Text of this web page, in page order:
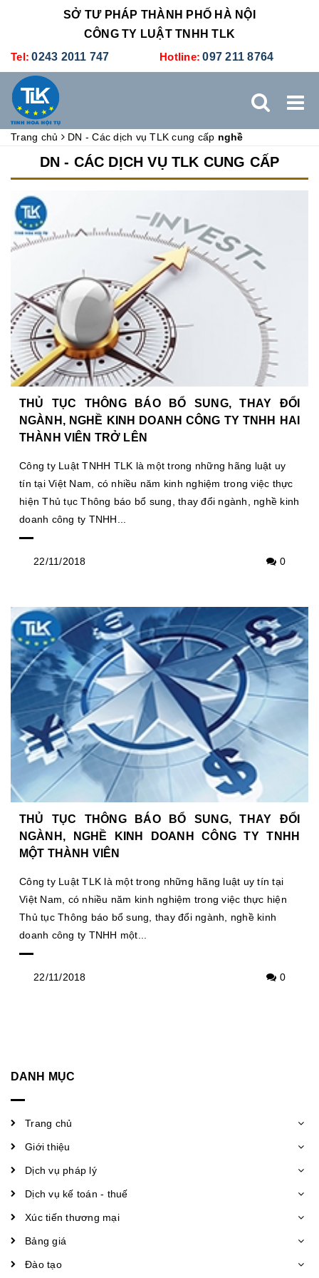
SỞ TƯ PHÁP THÀNH PHỐ HÀ NỘI
CÔNG TY LUẬT TNHH TLK
Tel: 0243 2011 747 Hotline: 097 211 8764
BẢNG GIÁ ĐÀO TẠO TUYỂN DỤNG LIÊN HỆ
Trang chủ DN - Các dịch vụ TLK cung cấp nghề
DN - CÁC DỊCH VỤ TLK CUNG CẤP
THỦ TỤC THÔNG BÁO BỔ SUNG, THAY ĐỔI
NGÀNH, NGHỀ KINH DOANH CÔNG TY TNHH HAI
THÀNH VIÊN TRỞ LÊN
Công ty Luật TNHH TLK là một trong những hãng luật uy
tín tại Việt Nam, có nhiều năm kinh nghiệm trong việc thực
hiện Thủ tục Thông báo bổ sung, thay đổi ngành, nghề kinh
doanh công ty TNHH...
22/11/2018 0
THỦ TỤC THÔNG BÁO BỔ SUNG, THAY ĐỔI
NGÀNH, NGHỀ KINH DOANH CÔNG TY TNHH
MỘT THÀNH VIÊN
Công ty Luật TLK là một trong những hãng luật uy tín tại
Việt Nam, có nhiều năm kinh nghiệm trong việc thực hiện
Thủ tục Thông báo bổ sung, thay đổi ngành, nghề kinh
doanh công ty TNHH một...
22/11/2018 0
DANH MỤC
Trang chủ
Giới thiệu
Dịch vụ pháp lý
Dịch vụ kế toán - thuế
Xúc tiến thương mại
Bảng giá
Đào tạo